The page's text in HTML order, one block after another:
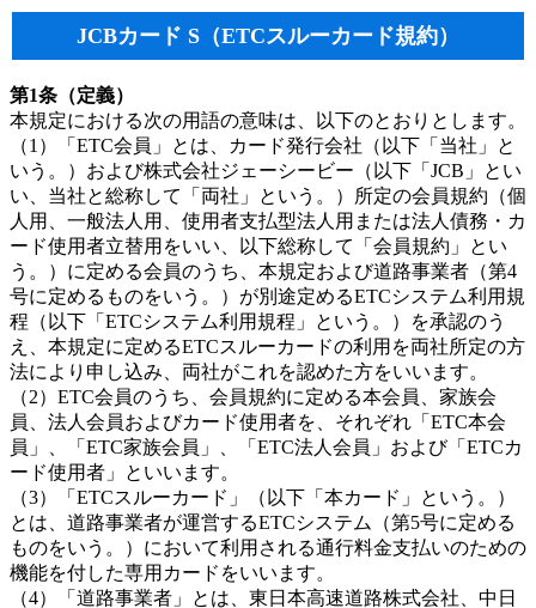
JCBカード S（ETCスルーカード規約）
第1条（定義）
本規定における次の用語の意味は、以下のとおりとします。
（1）「ETC会員」とは、カード発行会社（以下「当社」と
いう。）および株式会社ジェーシービー（以下「JCB」とい
い、当社と総称して「両社」という。）所定の会員規約（個
人用、一般法人用、使用者支払型法人用または法人債務・カ
ード使用者立替用をいい、以下総称して「会員規約」とい
う。）に定める会員のうち、本規定および道路事業者（第4
号に定めるものをいう。）が別途定めるETCシステム利用規
程（以下「ETCシステム利用規程」という。）を承認のう
え、本規定に定めるETCスルーカードの利用を両社所定の方
法により申し込み、両社がこれを認めた方をいいます。
（2）ETC会員のうち、会員規約に定める本会員、家族会
員、法人会員およびカード使用者を、それぞれ「ETC本会
員」、「ETC家族会員」、「ETC法人会員」および「ETCカ
ード使用者」といいます。
（3）「ETCスルーカード」（以下「本カード」という。）
とは、道路事業者が運営するETCシステム（第5号に定める
ものをいう。）において利用される通行料金支払いのための
機能を付した専用カードをいいます。
（4）「道路事業者」とは、東日本高速道路株式会社、中日